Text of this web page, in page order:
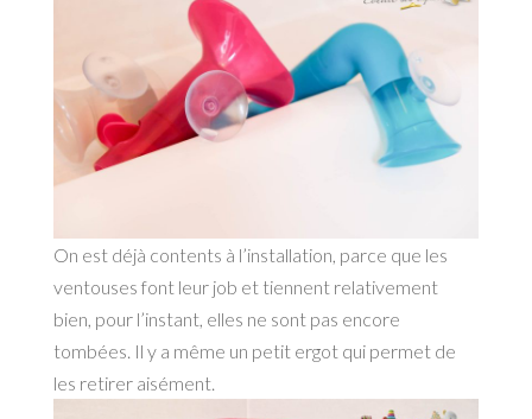
On est déjà contents à l’installation, parce que les
ventouses font leur job et tiennent relativement
bien, pour l’instant, elles ne sont pas encore
tombées. Il y a même un petit ergot qui permet de
les retirer aisément.